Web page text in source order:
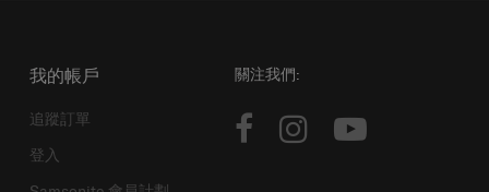
我的帳戶
追蹤訂單
登入
關注我們: